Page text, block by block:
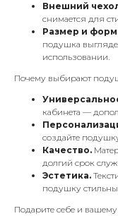
Внешний
снимается для
Размер и
подушка
использовании.
Почему выбирают
кабинета —
создайте
Качество.
долгий срок
Эстетика.
подушку
Подарите себе и